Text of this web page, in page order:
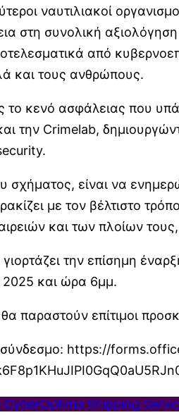
ναυτιλιακοί
στη συνολική
από
και τους ανθρώπους.
το κενό ασφάλειας που
την Crimelab,
σχήματος, είναι να
με τον βέλτιστο
και των πλοίων
την επίσημη
2025 και ώρα 6μμ.
παραστούν επίτιμοι
https://
CyberOptima Shipping